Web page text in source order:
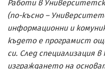
Работи в
(по-късно –
информационни и
където е програмист
си. След специализация
изграждането на